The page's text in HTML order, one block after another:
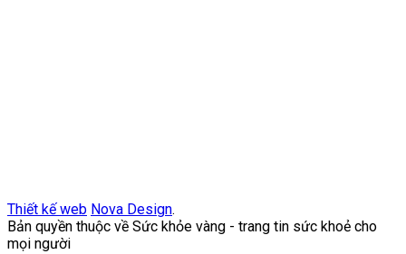
Thiết kế web Nova Design.
Bản quyền thuộc về Sức khỏe vàng - trang tin sức khoẻ cho
mọi người